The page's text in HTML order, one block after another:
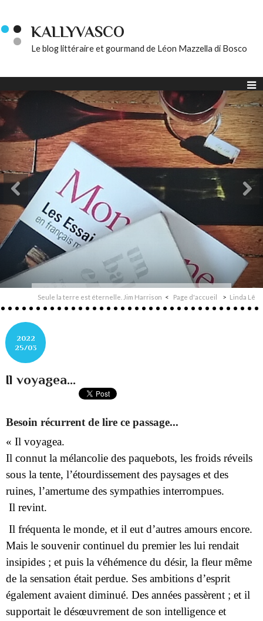
KALLYVASCO
Le blog littéraire et gourmand de Léon Mazzella di Bosco
Seule la terre est éternelle. Jim Harrison Page d'accueil Linda Lê
2022
25/03
Il voyagea...
Besoin récurrent de lire ce passage...
« Il voyagea.
Il connut la mélancolie des paquebots, les froids réveils
sous la tente, l’étourdissement des paysages et des
ruines, l’amertume des sympathies interrompues.
Il revint.
Il fréquenta le monde, et il eut d’autres amours encore.
Mais le souvenir continuel du premier les lui rendait
insipides ; et puis la véhémence du désir, la fleur même
de la sensation était perdue. Ses ambitions d’esprit
également avaient diminué. Des années passèrent ; et il
supportait le désœuvrement de son intelligence et